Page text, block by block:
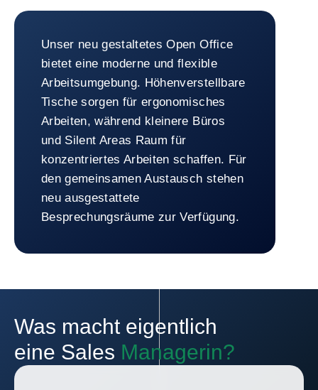
Arbeitswelt
Unser neu gestaltetes Open Office
bietet eine moderne und flexible
Arbeitsumgebung. Höhenverstellbare
Tische sorgen für ergonomisches
Arbeiten, während kleinere Büros
und Silent Areas Raum für
konzentriertes Arbeiten schaffen. Für
den gemeinsamen Austausch stehen
neu ausgestattete
Besprechungsräume zur Verfügung.
Was macht eigentlich
eine Sales Managerin?